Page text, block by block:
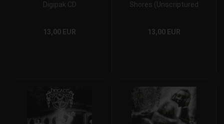
Digipak CD
13,00 EUR
Shores (Unscriptured
13,00 EUR